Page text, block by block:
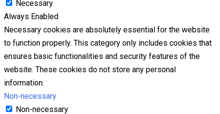
Necessary
Always Enabled
Necessary cookies are absolutely essential for the website
to function properly. This category only includes cookies that
ensures basic functionalities and security features of the
website. These cookies do not store any personal
information.
Non-necessary
Non-necessary